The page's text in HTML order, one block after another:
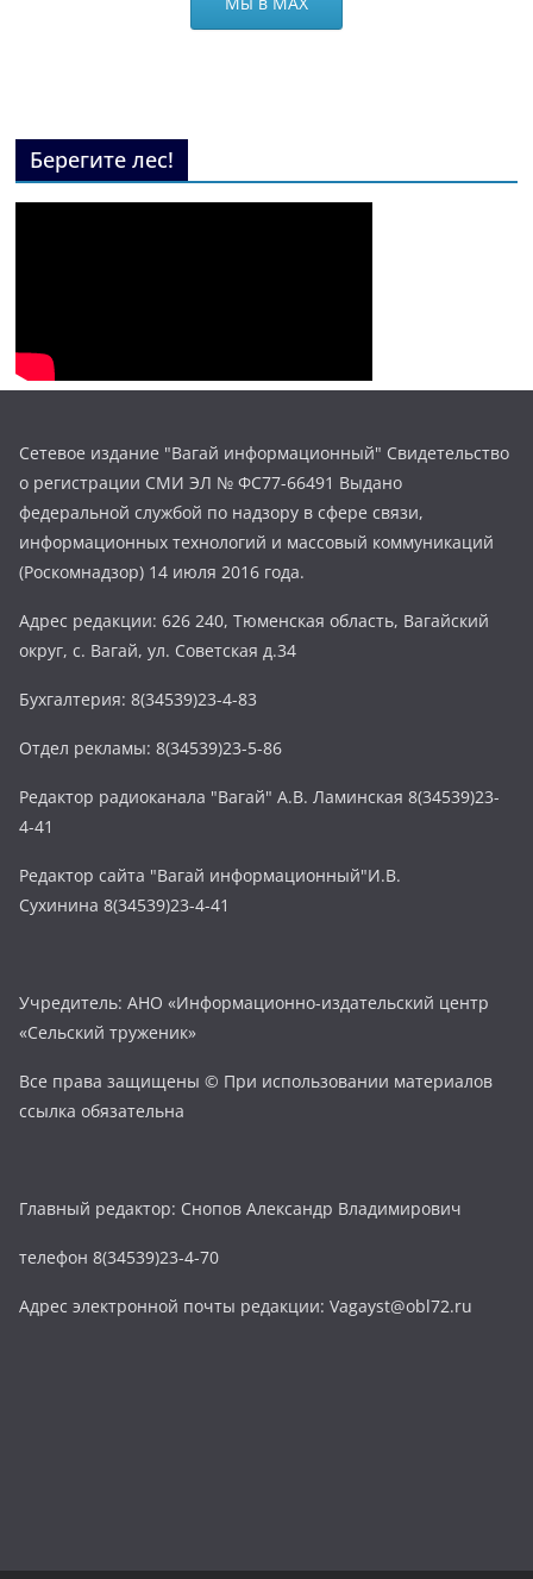
Берегите лес!
Сетевое издание "Вагай информационный" Свидетельство
о регистрации СМИ ЭЛ № ФС77-66491 Выдано
федеральной службой по надзору в сфере связи,
информационных технологий и массовый коммуникаций
(Роскомнадзор) 14 июля 2016 года.
Адрес редакции: 626 240, Тюменская область, Вагайский
округ, с. Вагай, ул. Советская д.34
Бухгалтерия: 8(34539)23-4-83
Отдел рекламы: 8(34539)23-5-86
Редактор радиоканала "Вагай" А.В. Ламинская 8(34539)23-
4-41
Редактор сайта "Вагай информационный"И.В.
Сухинина 8(34539)23-4-41
Учредитель: АНО «Информационно-издательский центр
«Сельский труженик»
Все права защищены © При использовании материалов
ссылка обязательна
Главный редактор: Снопов Александр Владимирович
телефон 8(34539)23-4-70
Адрес электронной почты редакции: Vagayst@obl72.ru